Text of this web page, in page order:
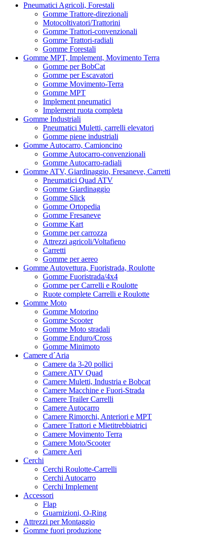
Pneumatici Agricoli, Forestali
Gomme Trattore-direzionali
Motocoltivatori/Trattorini
Gomme Trattori-convenzionali
Gomme Trattori-radiali
Gomme Forestali
Gomme MPT, Implement, Movimento Terra
Gomme per BobCat
Gomme per Escavatori
Gomme Movimento-Terra
Gomme MPT
Implement pneumatici
Implement ruota completa
Gomme Industriali
Pneumatici Muletti, carrelli elevatori
Gomme piene industriali
Gomme Autocarro, Camioncino
Gomme Autocarro-convenzionali
Gomme Autocarro-radiali
Gomme ATV, Giardinaggio, Fresaneve, Carretti
Pneumatici Quad ATV
Gomme Giardinaggio
Gomme Slick
Gomme Ortopedia
Gomme Fresaneve
Gomme Kart
Gomme per carrozza
Attrezzi agricoli/Voltafieno
Carretti
Gomme per aereo
Gomme Autovettura, Fuoristrada, Roulotte
Gomme Fuoristrada/4x4
Gomme per Carrelli e Roulotte
Ruote complete Carrelli e Roulotte
Gomme Moto
Gomme Motorino
Gomme Scooter
Gomme Moto stradali
Gomme Enduro/Cross
Gomme Minimoto
Camere d´Aria
Camere da 3-20 pollici
Camere ATV Quad
Camere Muletti, Industria e Bobcat
Camere Macchine e Fuori-Strada
Camere Trailer Carrelli
Camere Autocarro
Camere Rimorchi, Anteriori e MPT
Camere Trattori e Mietitrebbiatrici
Camere Movimento Terra
Camere Moto/Scooter
Camere Aeri
Cerchi
Cerchi Roulotte-Carrelli
Cerchi Autocarro
Cerchi Implement
Accessori
Flap
Guarnizioni, O-Ring
Attrezzi per Montaggio
Gomme fuori produzione